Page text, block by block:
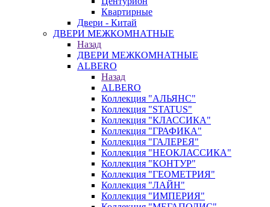
Квартирные
Двери - Китай
ДВЕРИ МЕЖКОМНАТНЫЕ
Назад
ДВЕРИ МЕЖКОМНАТНЫЕ
ALBERO
Назад
ALBERO
Коллекция "АЛЬЯНС"
Коллекция "STATUS"
Коллекция "КЛАССИКА"
Коллекция "ГРАФИКА"
Коллекция "ГАЛЕРЕЯ"
Коллекция "НЕОКЛАССИКА"
Коллекция "КОНТУР"
Коллекция "ГЕОМЕТРИЯ"
Коллекция "ЛАЙН"
Коллекция "ИМПЕРИЯ"